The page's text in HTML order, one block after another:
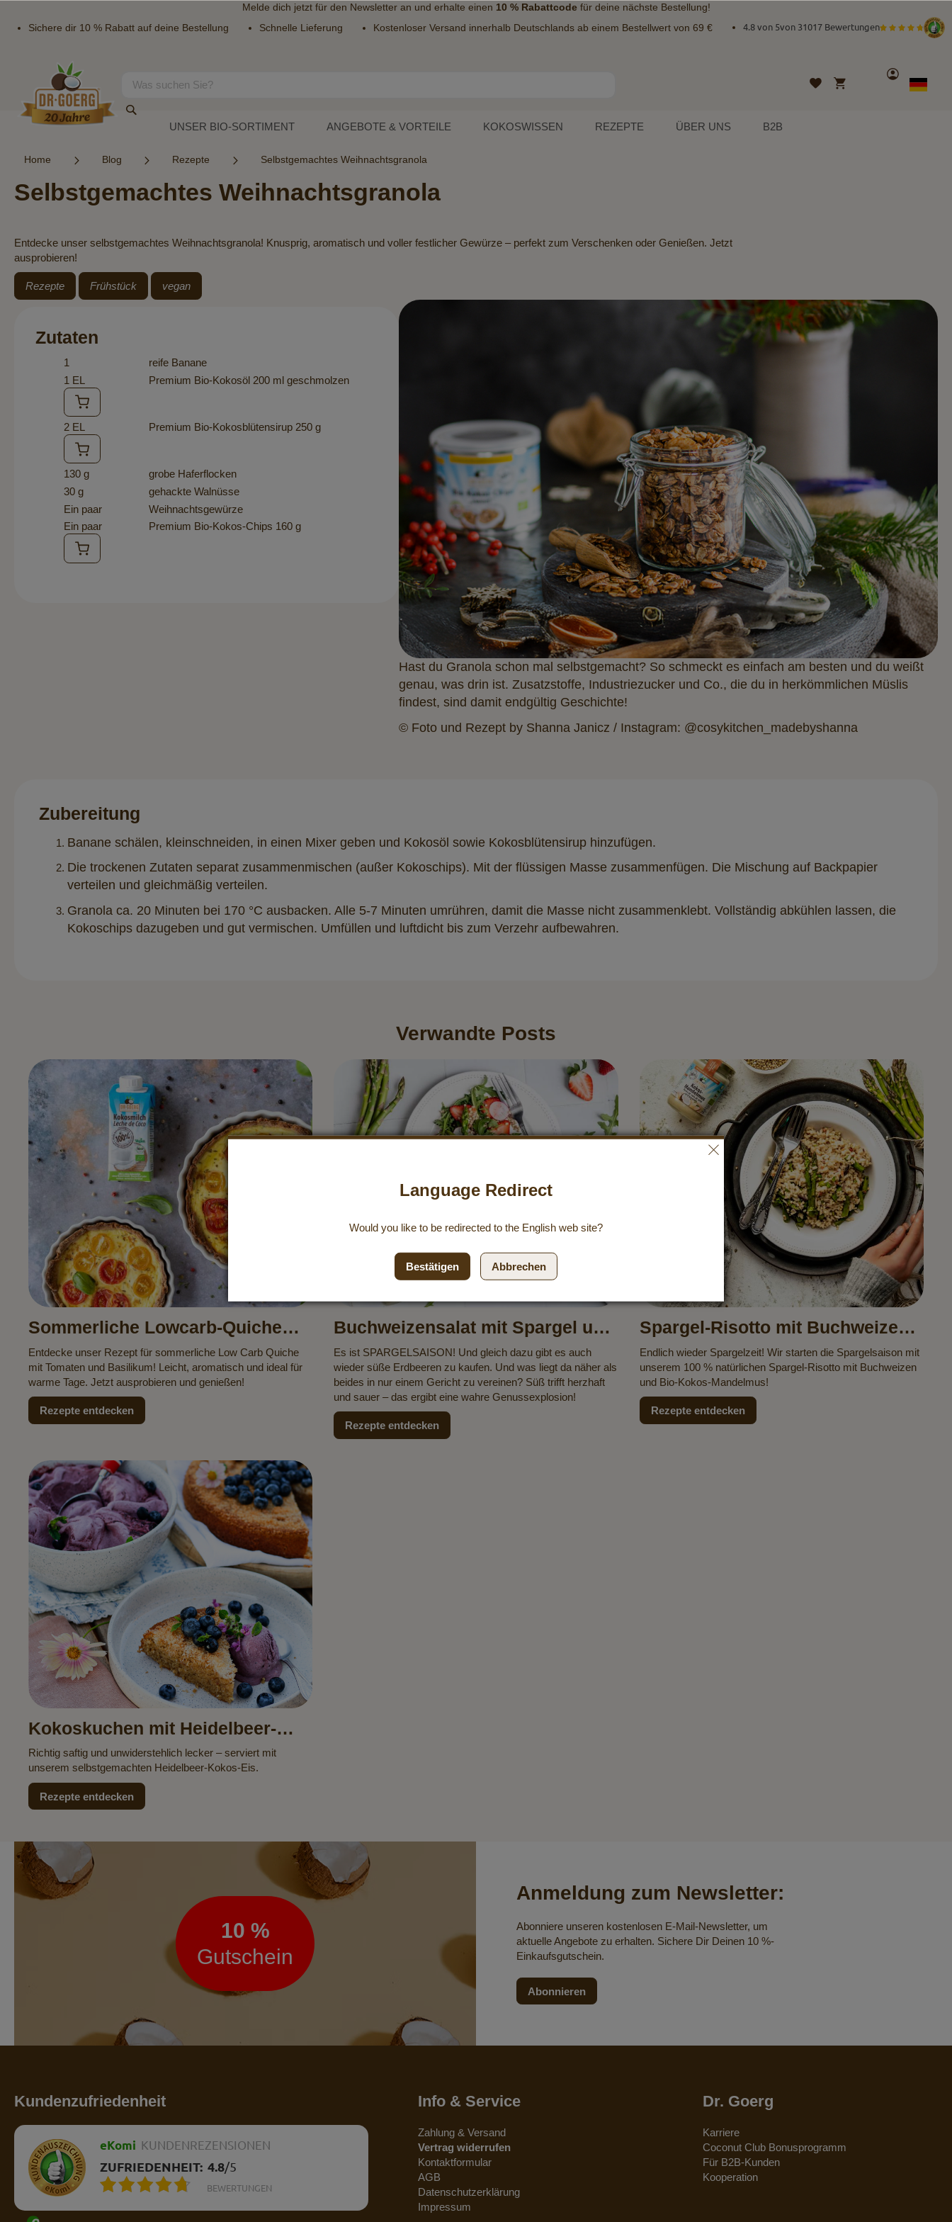
Melde dich jetzt für den Newsletteran und erhalte einen 10 % Rabattcodefür deine nächste Bestellung!
Sichere dir 10 % Rabatt auf deine Bestellung
Schnelle Lieferung Kostenloser Versand innerhalb Deutschlands ab einem Bestellwert von 69 € 4.8 von 5von 31017 Bewertungen
Inhalt
Suche
Wunschliste
Mein Warenkorb
Konto
Sprache
German
UNSER BIO-SORTIMENT ANGEBOTE & VORTEILE KOKOSWISSEN REZEPTE ÜBER UNS B2B
Home Blog Rezepte Selbstgemachtes Weihnachtsgranola
Selbstgemachtes Weihnachtsgranola
Entdecke unser selbstgemachtes Weihnachtsgranola! Knusprig, aromatisch und voller festlicher Gewürze – perfekt zum Verschenken oder Genießen. Jetzt
ausprobieren!
Rezepte Frühstück vegan
Zutaten
1
reife Banane
1 EL
Premium Bio-Kokosöl 200 ml geschmolzen
2 EL Premium Bio-Kokosblütensirup 250 g
130 g
grobe Haferflocken
30 g
gehackte Walnüsse
Ein paar
Weihnachtsgewürze
Ein paar
Premium Bio-Kokos-Chips 160 g
Hast du Granola schon mal selbstgemacht? So schmeckt es einfach am besten und du weißt
genau, was drin ist. Zusatzstoffe, Industriezucker und Co., die du in herkömmlichen Müslis
findest, sind damit endgültig Geschichte!
© Foto und Rezept by Shanna Janicz / Instagram: @cosykitchen_madebyshanna
Zubereitung
Banane schälen, kleinschneiden, in einen Mixer geben und Kokosöl sowie Kokosblütensirup hinzufügen.
Die trockenen Zutaten separat zusammenmischen (außer Kokoschips). Mit der flüssigen Masse zusammenfügen. Die Mischung auf Backpapier
verteilen und gleichmäßig verteilen.
Granola ca. 20 Minuten bei 170 °C ausbacken. Alle 5-7 Minuten umrühren, damit die Masse nicht zusammenklebt. Vollständig abkühlen lassen, die
Kokoschips dazugeben und gut vermischen. Umfüllen und luftdicht bis zum Verzehr aufbewahren.
Verwandte Posts
Sommerliche Lowcarb-Quiche
mit Tomaten & Basilikum
Entdecke unser Rezept für sommerliche Low Carb Quiche
mit Tomaten und Basilikum! Leicht, aromatisch und ideal für
warme Tage. Jetzt ausprobieren und genießen!
Rezepte entdecken
Buchweizensalat mit Spargel und
Erdbeeren
Es ist SPARGELSAISON! Und gleich dazu gibt es auch
wieder süße Erdbeeren zu kaufen. Und was liegt da näher als
beides in nur einem Gericht zu vereinen? Süß trifft herzhaft
und sauer – das ergibt eine wahre Genussexplosion!
Rezepte entdecken
Spargel-Risotto mit Buchweizen
und Kokos-Mandelmus
Endlich wieder Spargelzeit! Wir starten die Spargelsaison mit
unserem 100 % natürlichen Spargel-Risotto mit Buchweizen
und Bio-Kokos-Mandelmus!
Rezepte entdecken
Kokoskuchen mit Heidelbeer-
Kokos-Eis
Richtig saftig und unwiderstehlich lecker – serviert mit
unserem selbstgemachten Heidelbeer-Kokos-Eis.
Rezepte entdecken
Newsletter
10 %
Gutschein
Anmeldung zum Newsletter:
Abonniere unseren kostenlosen E-Mail-Newsletter, um
aktuelle Angebote zu erhalten. Sichere Dir Deinen 10 %-
Einkaufsgutschein.
Abonnieren
Kundenzufriedenheit
eKomi KUNDENREZENSIONEN
ZUFRIEDENHEIT: 4.8/5
BEWERTUNGEN
Info & Service
Zahlung & Versand
Vertrag widerrufen
Kontaktformular
AGB
Datenschutzerklärung
Impressum
Dr. Goerg
Karriere
Coconut Club Bonusprogramm
Für B2B-Kunden
Kooperation
Language Redirect
Would you like to be redirected to the English web site?
Bestätigen Abbrechen